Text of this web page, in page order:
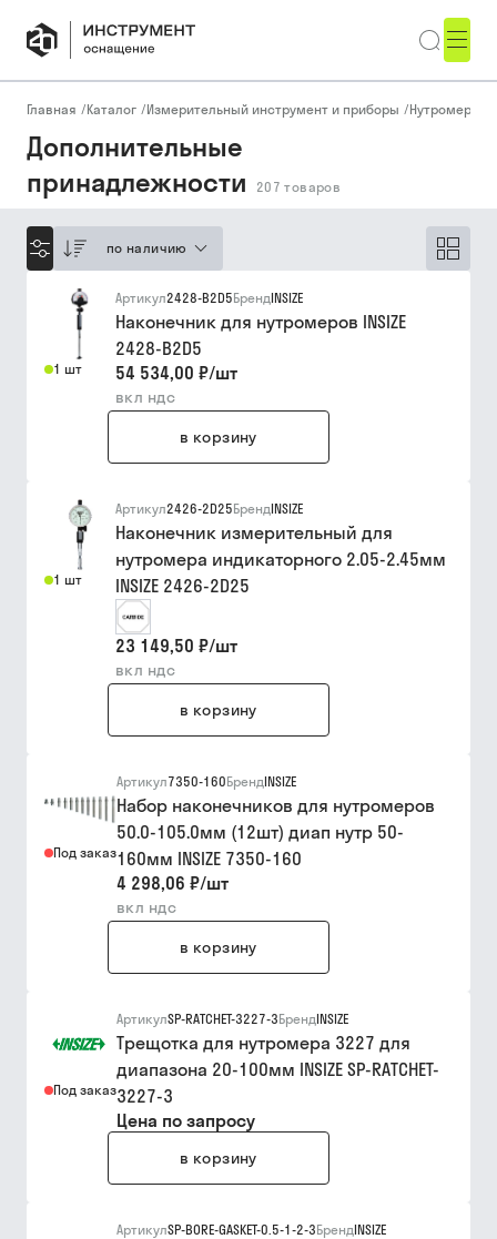
Главная /Каталог /Измерительный инструмент и приборы /Нутромеры
Дополнительные
принадлежности
207 товаров
по наличию
1 шт
Артикул2428-B2D5БрендINSIZE
Наконечник для нутромеров INSIZE
2428-B2D5
54 534,00 ₽/шт
вкл ндс
в корзину
1 шт
Артикул2426-2D25БрендINSIZE
Наконечник измерительный для
нутромера индикаторного 2.05-2.45мм
INSIZE 2426-2D25
23 149,50 ₽/шт
вкл ндс
в корзину
Под заказ
Артикул7350-160БрендINSIZE
Набор наконечников для нутромеров
50.0-105.0мм (12шт) диап нутр 50-
160мм INSIZE 7350-160
4 298,06 ₽/шт
вкл ндс
в корзину
Под заказ
АртикулSP-RATCHET-3227-3БрендINSIZE
Трещотка для нутромера 3227 для
диапазона 20-100мм INSIZE SP-RATCHET-
3227-3
Цена по запросу
в корзину
АртикулSP-BORE-GASKET-0.5-1-2-3БрендINSIZE